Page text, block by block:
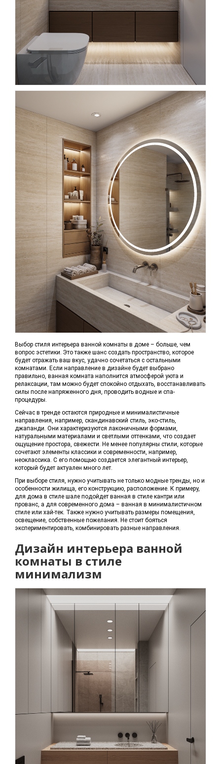
Выбор стиля интерьера ванной комнаты в доме – больше, чем
вопрос эстетики. Это также шанс создать пространство, которое
будет отражать ваш вкус, удачно сочетаться с остальными
комнатами. Если направление в дизайне будет выбрано
правильно, ванная комната наполнится атмосферой уюта и
релаксации, там можно будет спокойно отдыхать, восстанавливать
силы после напряженного дня, проводить водные и спа-
процедуры.
Сейчас в тренде остаются природные и минималистичные
направления, например, скандинавский стиль, эко-стиль,
джапанди. Они характеризуются лаконичными формами,
натуральными материалами и светлыми оттенками, что создает
ощущение простора, свежести. Не менее популярны стили, которые
сочетают элементы классики и современности, например,
неоклассика. С его помощью создается элегантный интерьер,
который будет актуален много лет.
При выборе стиля, нужно учитывать не только модные тренды, но и
особенности жилища, его конструкцию, расположение. К примеру,
для дома в стиле шале подойдет ванная в стиле кантри или
прованс, а для современного дома – ванная в минималистичном
стиле или хай-тек. Также нужно учитывать размеры помещения,
освещение, собственные пожелания. Не стоит бояться
экспериментировать, комбинировать разные направления.
Дизайн интерьера ванной
комнаты в стиле
минимализм